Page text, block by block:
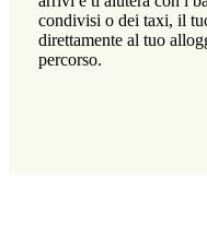
condivisi o dei taxi, il
direttamente al tuo
percorso.